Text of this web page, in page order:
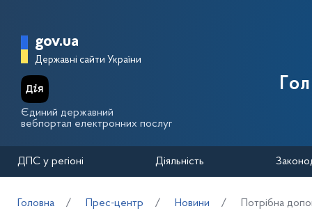
Головна сторінка Державної
gov.ua
Державні сайти України
Єдиний державний
вебпортал електронних послуг
ДПС у регіоні Діяльність
Головна Прес-центр Новини Потрібна